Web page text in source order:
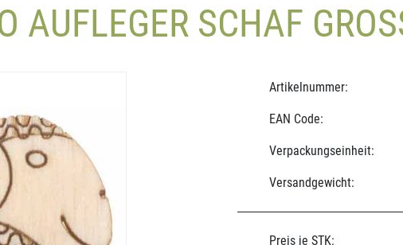
AUFLEGER SCHAF
Artikelnummer:
EAN Code:
Verpackungseinheit:
Versandgewicht:
Preis je STK: